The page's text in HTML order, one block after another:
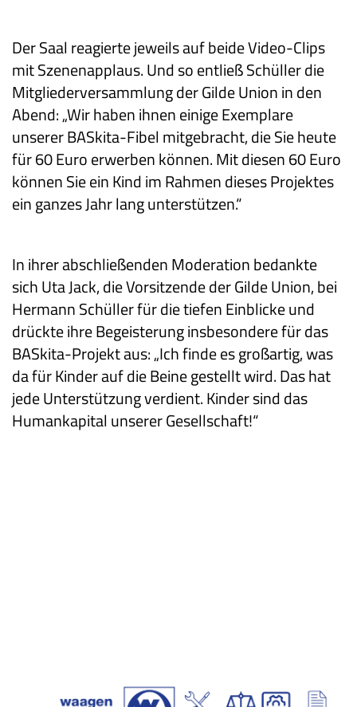
Der Saal reagierte jeweils auf beide Video-Clips
mit Szenenapplaus. Und so entließ Schüller die
Mitgliederversammlung der Gilde Union in den
Abend: „Wir haben ihnen einige Exemplare
unserer BASkita-Fibel mitgebracht, die Sie heute
für 60 Euro erwerben können. Mit diesen 60 Euro
können Sie ein Kind im Rahmen dieses Projektes
ein ganzes Jahr lang unterstützen.“
In ihrer abschließenden Moderation bedankte
sich Uta Jack, die Vorsitzende der Gilde Union, bei
Hermann Schüller für die tiefen Einblicke und
drückte ihre Begeisterung insbesondere für das
BASkita-Projekt aus: „Ich finde es großartig, was
da für Kinder auf die Beine gestellt wird. Das hat
jede Unterstützung verdient. Kinder sind das
Humankapital unserer Gesellschaft!“